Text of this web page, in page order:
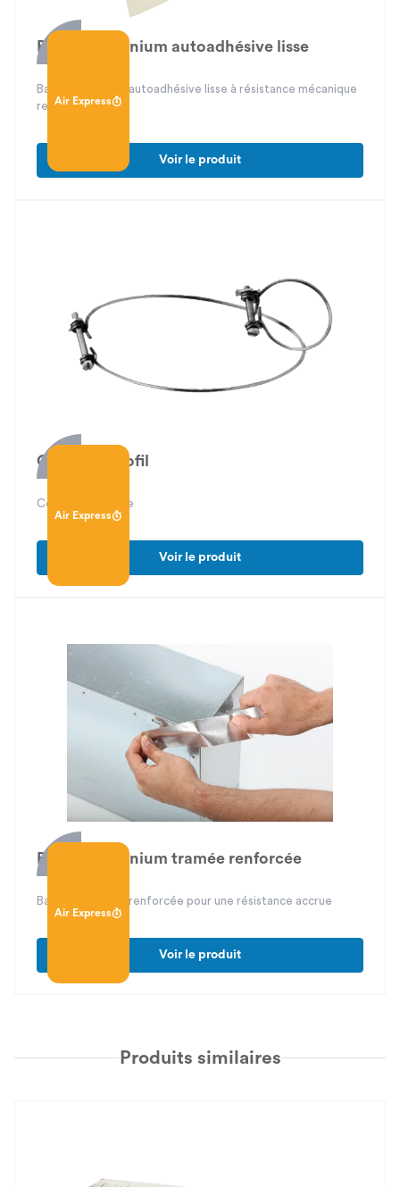
Air Express
Bande aluminium autoadhésive lisse
Bande aluminium autoadhésive lisse à résistance mécanique
renforcée
Voir le produit
Air Express
Collier monofil
Collier de serrage
Voir le produit
Air Express
Bande aluminium tramée renforcée
Bande aluminium renforcée pour une résistance accrue
Voir le produit
Produits similaires